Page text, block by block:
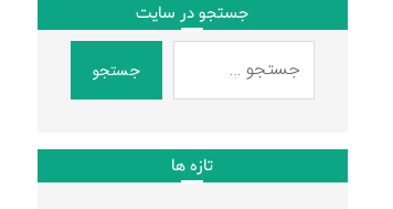
جستجو در سایت
جستجو
تازه ها